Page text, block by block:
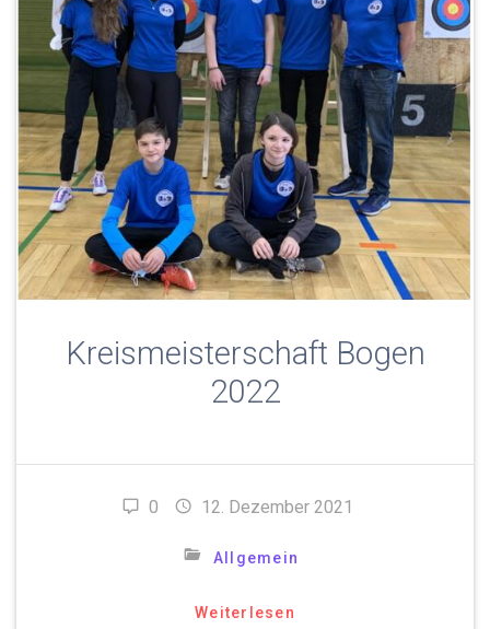
Kreismeisterschaft Bogen
2022
0 12. Dezember 2021
Allgemein
Weiterlesen